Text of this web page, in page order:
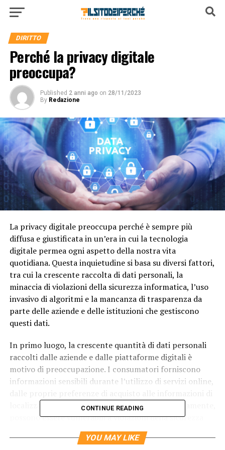
DIRITTO
Perché la privacy digitale
preoccupa?
Published 2 anni ago on 28/11/2023
By Redazione
La privacy digitale preoccupa perché è sempre più
diffusa e giustificata in un’era in cui la tecnologia
digitale permea ogni aspetto della nostra vita
quotidiana. Questa inquietudine si basa su diversi fattori,
tra cui la crescente raccolta di dati personali, la
minaccia di violazioni della sicurezza informatica, l’uso
invasivo di algoritmi e la mancanza di trasparenza da
parte delle aziende e delle istituzioni che gestiscono
questi dati.
In primo luogo, la crescente quantità di dati personali
raccolti dalle aziende e dalle piattaforme digitali è
motivo di preoccupazione. I consumatori forniscono
informazioni sensibili durante l’utilizzo di servizi online,
localizzazione. Questi dati, se non gestiti correttamente,
possono essere vulnerabili a violazioni della sicurezza
informatica, mettendo a rischio la privacy degli individui.
Incidenti di hacking e furti di dati sono sempre più
CONTINUE READING
YOU MAY LIKE